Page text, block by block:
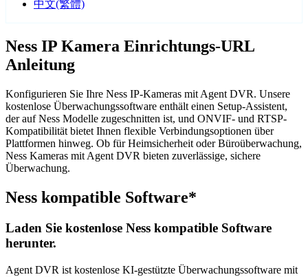
中文(繁體)
Ness IP Kamera Einrichtungs-URL
Anleitung
Konfigurieren Sie Ihre Ness IP-Kameras mit Agent DVR. Unsere
kostenlose Überwachungssoftware enthält einen Setup-Assistent,
der auf Ness Modelle zugeschnitten ist, und ONVIF- und RTSP-
Kompatibilität bietet Ihnen flexible Verbindungsoptionen über
Plattformen hinweg. Ob für Heimsicherheit oder Büroüberwachung,
Ness Kameras mit Agent DVR bieten zuverlässige, sichere
Überwachung.
Ness kompatible Software*
Laden Sie kostenlose Ness kompatible Software
herunter.
Agent DVR ist kostenlose KI-gestützte Überwachungssoftware mit